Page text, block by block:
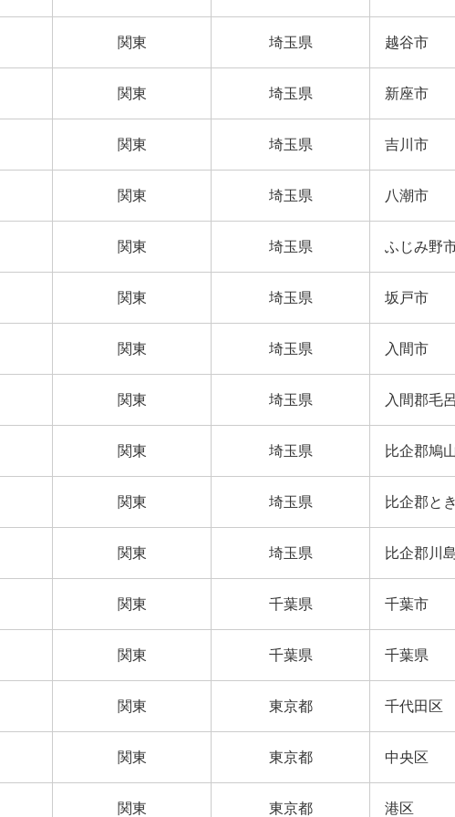
関東 埼玉県 越谷市
関東 埼玉県 新座市
関東 埼玉県 吉川市
関東 埼玉県 八潮市
関東 埼玉県 ふじみ野
関東 埼玉県 坂戸市
関東 埼玉県 入間市
関東 埼玉県 入間郡毛
関東 埼玉県 比企郡鳩
関東 埼玉県 比企郡と
関東 埼玉県 比企郡川
関東 千葉県 千葉市
関東 千葉県 千葉県
関東 東京都 千代田区
関東 東京都 中央区
関東 東京都 港区